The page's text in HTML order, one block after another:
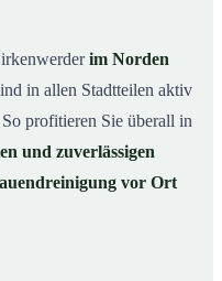
im Norden
in allen Stadtteilen aktiv
profitieren Sie überall in
und zuverlässigen
vor Ort